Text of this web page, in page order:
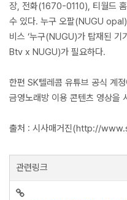
장, 전화(1670-0110), 티월드
수 있다. 누구 오팔(NUGU
비스 ‘누구(NUGU)가 탑재된
Btv x NUGU)가 필요하다.
한편 SK텔레콤 유튜브 공식 계정
금영노래방 이용 콘텐츠 영상을
출처 : 시사매거진(http://
관련링크